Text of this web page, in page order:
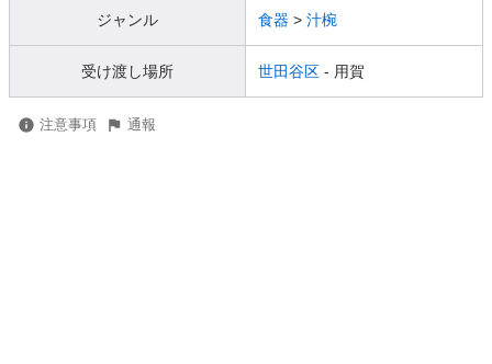
ジャンル 食器 > 汁椀
受け渡し場所 世田谷区 - 用賀
注意事項 通報